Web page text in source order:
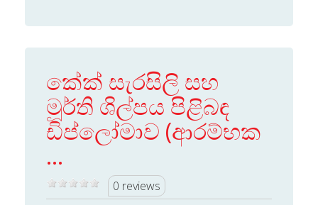
කේක් සැරසිලි සහ
මූර්ති ශිල්පය පිළිබඳ
ඩිප්ලෝමාව (ආරම්භක
...
0 reviews